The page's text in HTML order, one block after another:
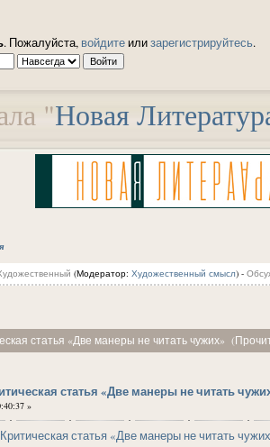
"Новая
. Пожалуйста, войдите илизарегистрируйтесь.
(Модератор: Художественный смысл) -
статья «Две манеры не читать чужих»
статья «Две манеры не читать
»
Критическая статья «Две манеры не читать